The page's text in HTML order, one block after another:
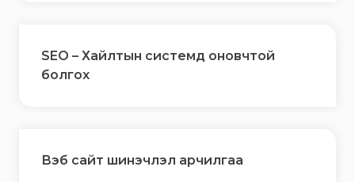
SEO – Хайлтын системд оновчтой
болгох
Вэб сайт шинэчлэл арчилгаа